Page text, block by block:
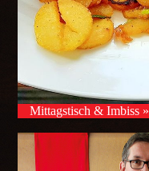
Mittagstisch & Imbiss »